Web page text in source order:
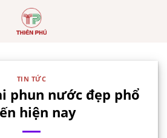
TIN TỨC
phun nước đẹp phổ
hiện nay